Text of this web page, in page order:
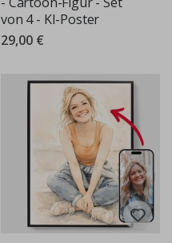
von 4 - KI-Poster
29,00 €